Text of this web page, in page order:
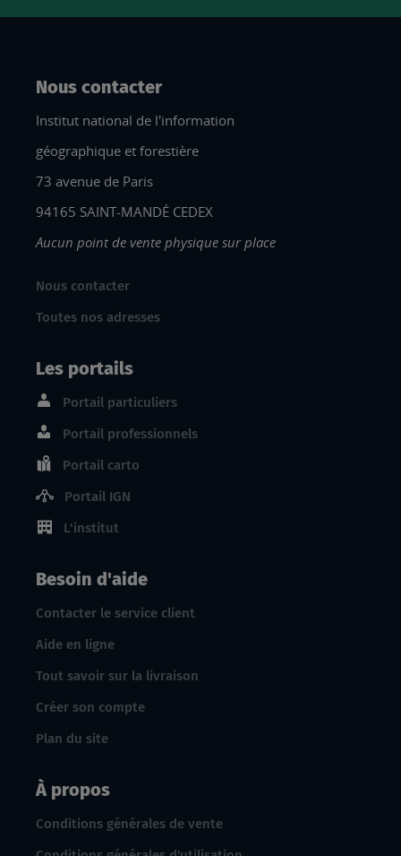
Nous contacter
Institut national de l'information
géographique et forestière
73 avenue de Paris
94165 SAINT-MANDÉ CEDEX
Aucun point de vente physique sur place
Nous contacter
Toutes nos adresses
Les portails
Portail particuliers
Portail professionnels
Portail carto
Portail IGN
L'institut
Besoin d'aide
Contacter le service client
Aide en ligne
Tout savoir sur la livraison
Créer son compte
Plan du site
À propos
Conditions générales de vente